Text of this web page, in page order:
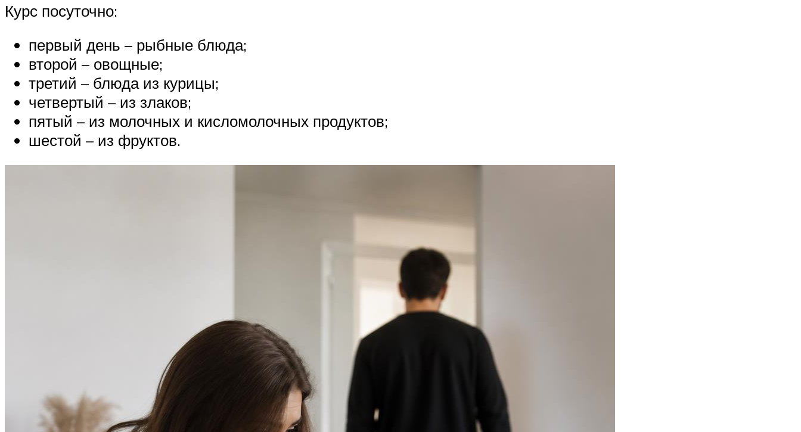
Курс посуточно:
первый день – рыбные блюда;
второй – овощные;
третий – блюда из курицы;
четвертый – из злаков;
пятый – из молочных и кисломолочных продуктов;
шестой – из фруктов.